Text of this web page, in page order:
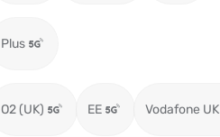
Plus
O2 (UK) EE Vodafone UK